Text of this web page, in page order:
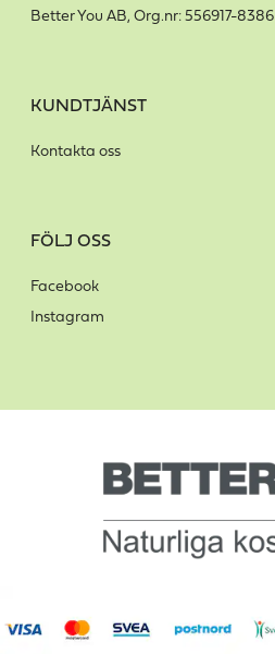
Better You AB, Org.nr: 556917-8386
KUNDTJÄNST
Kontakta oss
FÖLJ OSS
Facebook
Instagram